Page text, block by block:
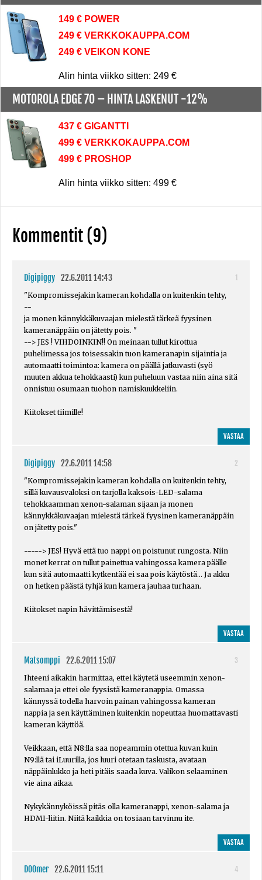
149 € POWER
249 € VERKKOKAUPPA.COM
249 € VEIKON KONE
Alin hinta viikko sitten: 249 €
MOTOROLA EDGE 70 – HINTA LASKENUT -12%
437 € GIGANTTI
499 € VERKKOKAUPPA.COM
499 € PROSHOP
Alin hinta viikko sitten: 499 €
Kommentit (9)
Digipiggy 22.6.2011 14:43
1
"Kompromissejakin kameran kohdalla on kuitenkin tehty,
--
ja monen kännykkäkuvaajan mielestä tärkeä fyysinen
kameranäppäin on jätetty pois. "
--> JES ! VIHDOINKIN!! On meinaan tullut kirottua
puhelimessa jos toisessakin tuon kameranapin sijaintia ja
automaatti toimintoa: kamera on päällä jatkuvasti (syö
muuten akkua tehokkaasti) kun puheluun vastaa niin aina sitä
onnistuu osumaan tuohon namiskuukkeliin.
Kiitokset tiimille!
VASTAA
Digipiggy 22.6.2011 14:58
2
"Kompromissejakin kameran kohdalla on kuitenkin tehty,
sillä kuvausvaloksi on tarjolla kaksois-LED-salama
tehokkaamman xenon-salaman sijaan ja monen
kännykkäkuvaajan mielestä tärkeä fyysinen kameranäppäin
on jätetty pois."
-----> JES! Hyvä että tuo nappi on poistunut rungosta. Niin
monet kerrat on tullut painettua vahingossa kamera päälle
kun sitä automaatti kytkentää ei saa pois käytöstä... Ja akku
on hetken päästä tyhjä kun kamera jauhaa turhaan.
Kiitokset napin hävittämisestä!
VASTAA
Matsomppi 22.6.2011 15:07
3
Ihteeni aikakin harmittaa, ettei käytetä useemmin xenon-
salamaa ja ettei ole fyysistä kameranappia. Omassa
kännyssä todella harvoin painan vahingossa kameran
nappia ja sen käyttäminen kuitenkin nopeuttaa huomattavasti
kameran käyttöä.
Veikkaan, että N8:lla saa nopeammin otettua kuvan kuin
N9:llä tai iLuurilla, jos luuri otetaan taskusta, avataan
näppäinlukko ja heti pitäis saada kuva. Valikon selaaminen
vie aina aikaa.
Nykykännyköissä pitäs olla kameranappi, xenon-salama ja
HDMI-liitin. Niitä kaikkia on tosiaan tarvinnu ite.
VASTAA
D00mer 22.6.2011 15:11
4